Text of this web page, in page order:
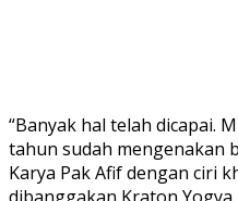
“Banyak hal telah dicapai.
tahun sudah mengenakan
Karya Pak Afif dengan ciri